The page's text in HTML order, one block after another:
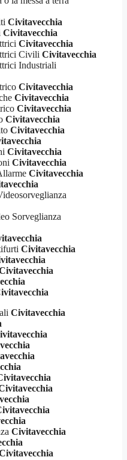
Civitavecchia
Civitavecchia
Civitavecchia
Civili Civitavecchia
Industriali
Civitavecchia
Civitavecchia
Civitavecchia
Civitavecchia
Civitavecchia
Civitavecchia
Civitavecchia
Civitavecchia
Sorveglianza
Civitavecchia
Civitavecchia
Civitavecchia